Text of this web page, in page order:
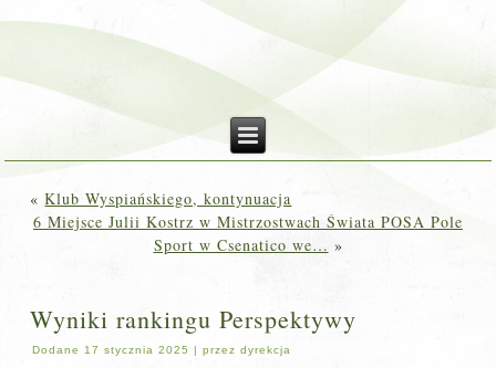
«Klub Wyspiańskiego, kontynuacja
6 Miejsce Julii Kostrz w Mistrzostwach Świata POSA Pole
Sport w Csenatico we… »
Wyniki rankingu Perspektywy
Dodane 17 stycznia 2025 |przez dyrekcja